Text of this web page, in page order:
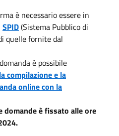
è necessario essere in
SPID(Sistema Pubblico di
quelle fornite dal
è possibile
compilazione e la
online con la
domande è fissato alle ore